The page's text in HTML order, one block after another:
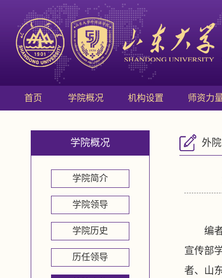
首页 学院概况 机构设置 师资力
学院概况
学院简介
学院领导
学院历史
历任领导
外
编
宣传部
者、山